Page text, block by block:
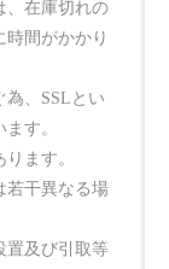
、在庫切れの
間がかかり
、SSLとい
す。
ます。
若干異なる場
置及び引取等